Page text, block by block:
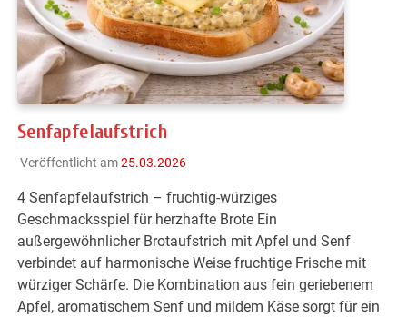
Senfapfelaufstrich
Veröffentlicht am25.03.2026
4 Senfapfelaufstrich – fruchtig-würziges
Geschmacksspiel für herzhafte Brote Ein
außergewöhnlicher Brotaufstrich mit Apfel und Senf
verbindet auf harmonische Weise fruchtige Frische mit
würziger Schärfe. Die Kombination aus fein geriebenem
Apfel, aromatischem Senf und mildem Käse sorgt für ein